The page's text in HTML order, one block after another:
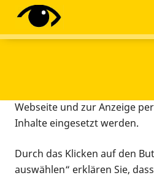
Diese Webseite setzt
Tracking-Tools ein. Dies
Webseite und zur Anzeige
Inhalte eingesetzt werden.
Durch das Klicken auf den
auswählen“ erklären Sie,